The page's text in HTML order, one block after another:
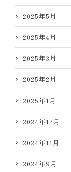
2025年5月
2025年4月
2025年3月
2025年2月
2025年1月
2024年12月
2024年11月
2024年9月